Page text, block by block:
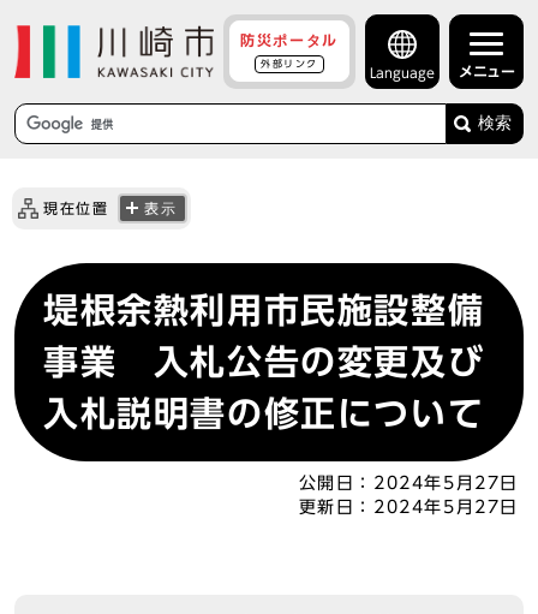
防災ポータル
外部リンク
Language メニュー
検索
現在位置 表示
堤根余熱利用市民施設整備
事業 入札公告の変更及び
入札説明書の修正について
公開日： 2024年5月27日
更新日： 2024年5月27日